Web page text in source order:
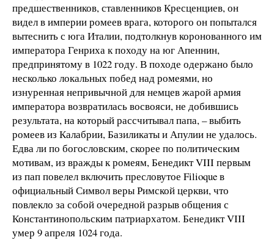
предшественников, ставленников Кресценциев, он
видел в империи ромеев врага, которого он попытался
вытеснить с юга Италии, подтолкнув коронованного им
императора Генриха к походу на юг Апеннин,
предпринятому в 1022 году. В походе одержано было
несколько локальных побед над ромеями, но
изнуренная непривычной для немцев жарой армия
императора возвратилась восвояси, не добившись
результата, на который рассчитывал папа, – выбить
ромеев из Калабрии, Базиликаты и Апулии не удалось.
Едва ли по богословским, скорее по политическим
мотивам, из вражды к ромеям, Бенедикт VIII первым
из пап повелел включить пресловутое Filioque в
официальный Символ веры Римской церкви, что
повлекло за собой очередной разрыв общения с
Константинопольским патриархатом. Бенедикт VIII
умер 9 апреля 1024 года.